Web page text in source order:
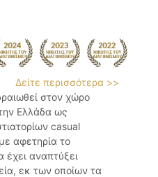
Δείτε περισσότερα >>
στον χώρο
Ελλάδα ως
casual
αφετηρία το
έχει αναπτύξει
εκ των οποίων τα